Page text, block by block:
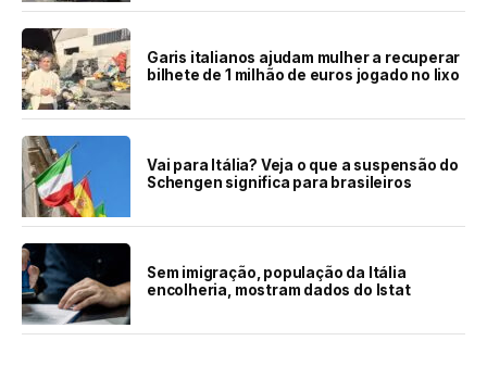
Garis italianos ajudam mulher a recuperar
bilhete de 1 milhão de euros jogado no lixo
Vai para Itália? Veja o que a suspensão do
Schengen significa para brasileiros
Sem imigração, população da Itália
encolheria, mostram dados do Istat